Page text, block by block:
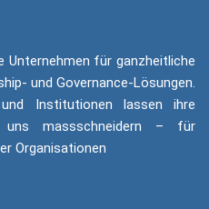
für ganzheitliche
und Governance-Lösungen.
und Institutionen lassen ihre
uns massschneidern – für
Organisationen